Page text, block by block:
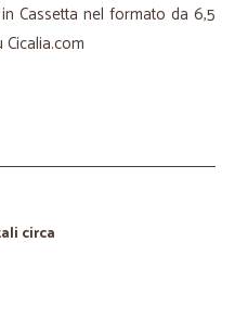
Cassetta nel formato da 6,5
circa